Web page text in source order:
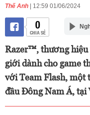
Thế Anh | 12:59 01/06/2024
0
CHIA SẺ
Razer™, thương hiệu
giới dành cho game
với Team Flash, một
đầu Đông Nam Á, tại